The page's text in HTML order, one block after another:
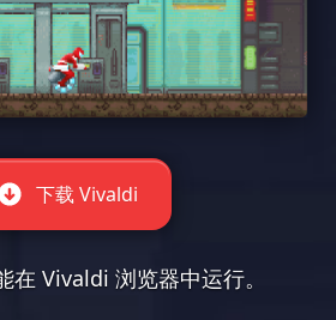
下载 Vivaldi
在 Vivaldi 浏览器中运行。